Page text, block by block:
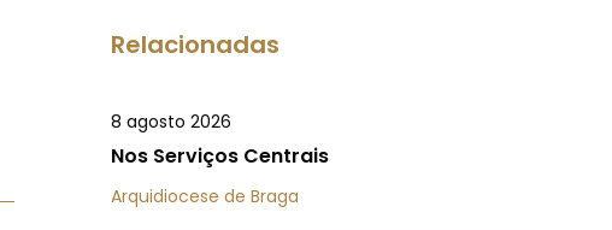
Relacionadas
8 agosto 2026
Nos Serviços Centrais
Arquidiocese de Braga